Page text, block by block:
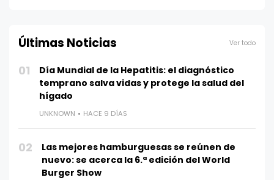
Últimas Noticias Ver todo
01
Día Mundial de la Hepatitis: el diagnóstico
temprano salva vidas y protege la salud del
hígado
UNKNOWN HACE 9 DÍAS
02
Las mejores hamburguesas se reúnen de
nuevo: se acerca la 6.ª edición del World
Burger Show